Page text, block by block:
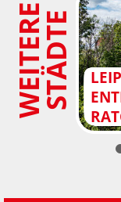
W
E
I
T
E
R
E
S
T
Ä
D
TE